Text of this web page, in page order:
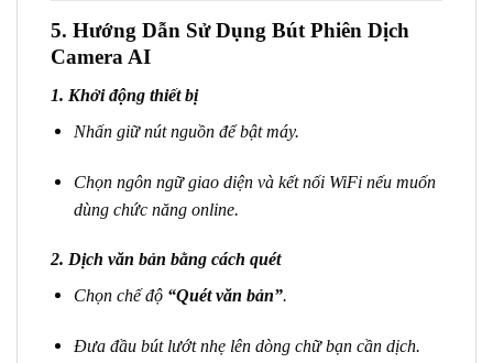
5. Hướng Dẫn Sử Dụng Bút Phiên Dịch
Camera AI
1. Khởi động thiết bị
Nhấn giữ nút nguồn để bật máy.
Chọn ngôn ngữ giao diện và kết nối WiFi nếu muốn
dùng chức năng online.
2. Dịch văn bản bằng cách quét
Chọn chế độ “Quét văn bản”.
Đưa đầu bút lướt nhẹ lên dòng chữ bạn cần dịch.